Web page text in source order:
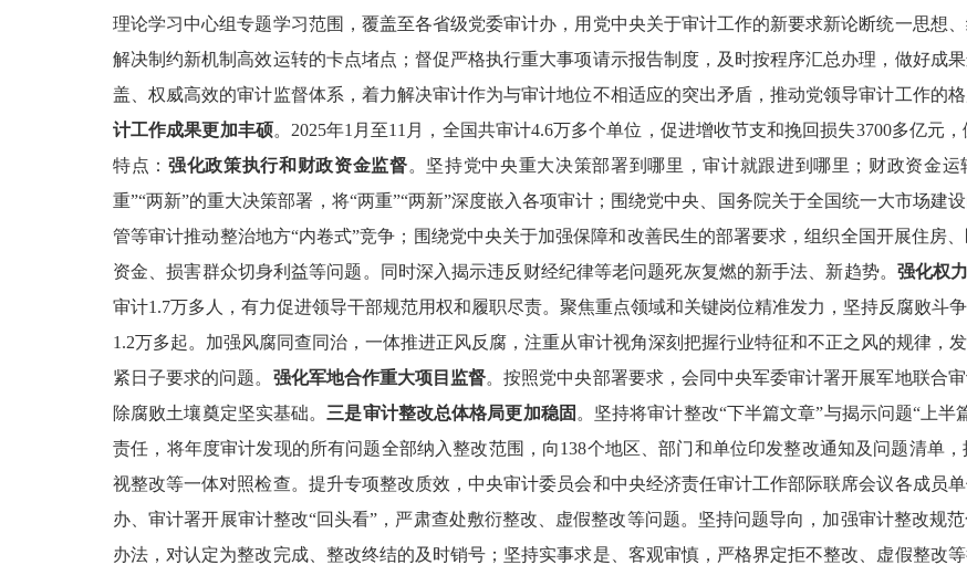
理论学习中心组专题学习范围，覆盖至各省级党委审计办，用党中央关于审计工作的新要求新论断统一思想
解决制约新机制高效运转的卡点堵点；督促严格执行重大事项请示报告制度，及时按程序汇总办理，做好成
盖、权威高效的审计监督体系，着力解决审计作为与审计地位不相适应的突出矛盾，推动党领导审计工作的
计工作成果更加丰硕。2025年1月至11月，全国共审计4.6万多个单位，促进增收节支和挽回损失3700多亿元
特点： 强化政策执行和财政资金监督。坚持党中央重大决策部署到哪里，审计就跟进到哪里；财政资金
重”“两新”的重大决策部署，将“两重”“两新”深度嵌入各项审计；围绕党中央、国务院关于全国统一大市场建
管等审计推动整治地方“内卷式”竞争；围绕党中央关于加强保障和改善民生的部署要求，组织全国开展住房
资金、损害群众切身利益等问题。同时深入揭示违反财经纪律等老问题死灰复燃的新手法、新趋势。 强化权
审计1.7万多人，有力促进领导干部规范用权和履职尽责。聚焦重点领域和关键岗位精准发力，坚持反腐败斗
1.2万多起。加强风腐同查同治，一体推进正风反腐，注重从审计视角深刻把握行业特征和不正之风的规律，
紧日子要求的问题。 强化军地合作重大项目监督。按照党中央部署要求，会同中央军委审计署开展军地联合
除腐败土壤奠定坚实基础。 三是审计整改总体格局更加稳固 。坚持将审计整改“下半篇文章”与揭示问题“上
责任，将年度审计发现的所有问题全部纳入整改范围，向138个地区、部门和单位印发整改通知及问题清单
视整改等一体对照检查。提升专项整改质效，中央审计委员会和中央经济责任审计工作部际联席会议各成员
办、审计署开展审计整改“回头看”，严肃查处敷衍整改、虚假整改等问题。坚持问题导向，加强审计整改规
办法，对认定为整改完成、整改终结的及时销号；坚持实事求是、客观审慎，严格界定拒不整改、虚假整改